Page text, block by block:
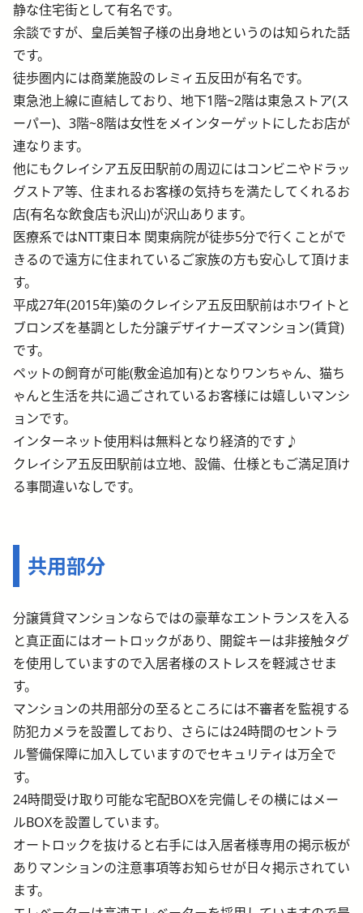
静な住宅街として有名です。
余談ですが、皇后美智子様の出身地というのは知られた話
です。
徒歩圏内には商業施設のレミィ五反田が有名です。
東急池上線に直結しており、地下1階~2階は東急ストア(ス
ーパー)、3階~8階は女性をメインターゲットにしたお店が
連なります。
他にもクレイシア五反田駅前の周辺にはコンビニやドラッ
グストア等、住まれるお客様の気持ちを満たしてくれるお
店(有名な飲食店も沢山)が沢山あります。
医療系ではNTT東日本 関東病院が徒歩5分で行くことがで
きるので遠方に住まれているご家族の方も安心して頂けま
す。
平成27年(2015年)築のクレイシア五反田駅前はホワイトと
ブロンズを基調とした分譲デザイナーズマンション(賃貸)
です。
ペットの飼育が可能(敷金追加有)となりワンちゃん、猫ち
ゃんと生活を共に過ごされているお客様には嬉しいマンシ
ョンです。
インターネット使用料は無料となり経済的です♪
クレイシア五反田駅前は立地、設備、仕様ともご満足頂け
る事間違いなしです。
共用部分
分譲賃貸マンションならではの豪華なエントランスを入る
と真正面にはオートロックがあり、開錠キーは非接触タグ
を使用していますので入居者様のストレスを軽減させま
す。
マンションの共用部分の至るところには不審者を監視する
防犯カメラを設置しており、さらには24時間のセントラ
ル警備保障に加入していますのでセキュリティは万全で
す。
24時間受け取り可能な宅配BOXを完備しその横にはメー
ルBOXを設置しています。
オートロックを抜けると右手には入居者様専用の掲示板が
ありマンションの注意事項等お知らせが日々掲示されてい
ます。